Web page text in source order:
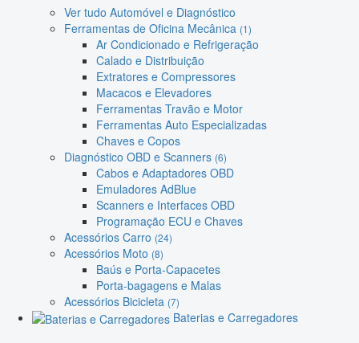
Ver tudo Automóvel e Diagnóstico
Ferramentas de Oficina Mecânica (1)
Ar Condicionado e Refrigeração
Calado e Distribuição
Extratores e Compressores
Macacos e Elevadores
Ferramentas Travão e Motor
Ferramentas Auto Especializadas
Chaves e Copos
Diagnóstico OBD e Scanners (6)
Cabos e Adaptadores OBD
Emuladores AdBlue
Scanners e Interfaces OBD
Programação ECU e Chaves
Acessórios Carro (24)
Acessórios Moto (8)
Baús e Porta-Capacetes
Porta-bagagens e Malas
Acessórios Bicicleta (7)
Baterias e Carregadores